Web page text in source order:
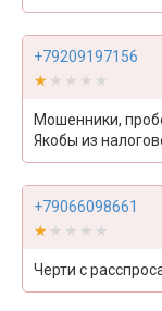
+79209197156
★★★★★
★★★★★
Мошенники,
Якобы из
+79066098661
★★★★★
★★★★★
Черти с